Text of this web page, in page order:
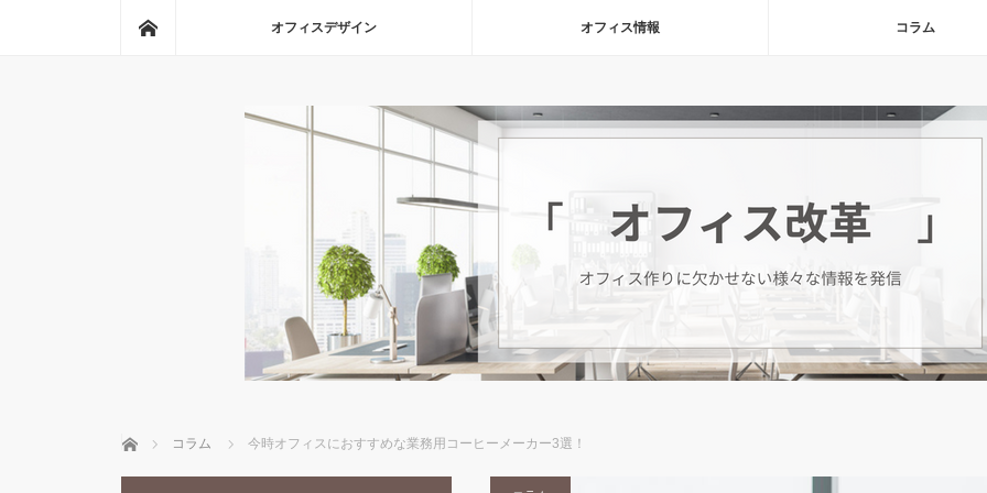
オフィスデザイン オフィス情報 コラム
ホーム コラム 今時オフィスにおすすめな業務用コーヒーメーカー3選！